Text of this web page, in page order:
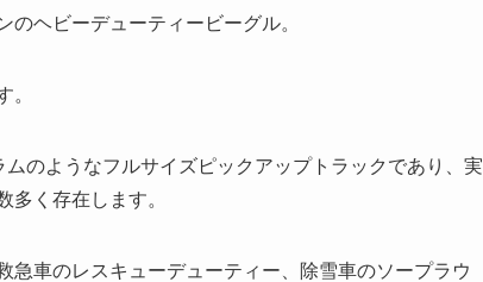
ヘビーデューティービーグル。
。
のようなフルサイズピックアップトラックであり、実
く存在します。
車のレスキューデューティー、除雪車のソープラウ